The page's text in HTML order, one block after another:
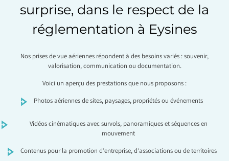
surprise, dans le respect de la
réglementation à Eysines
Nos prises de vue aériennes répondent à des besoins variés : souvenir,
valorisation, communication ou documentation.
Voici un aperçu des prestations que nous proposons :
Photos aériennes de sites, paysages, propriétés ou événements
Vidéos cinématiques avec survols, panoramiques et séquences en
mouvement
Contenus pour la promotion d’entreprise, d’associations ou de territoires